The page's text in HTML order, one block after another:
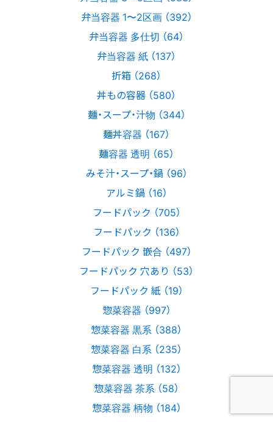
弁当容器 1〜2区画 （392）
弁当容器 多仕切 （64）
弁当容器 紙 （137）
折箱 （268）
丼もの容器 （580）
麺・スープ・汁物 （344）
麺丼容器 （167）
麺容器 透明 （65）
みそ汁・スープ・鍋 （96）
アルミ鍋 （16）
フードパック （705）
フードパック （136）
フードパック 嵌合 （497）
フードパック 穴あり （53）
フードパック 紙 （19）
惣菜容器 （997）
惣菜容器 黒系 （388）
惣菜容器 白系 （235）
惣菜容器 透明 （132）
惣菜容器 茶系 （58）
惣菜容器 柄物 （184）